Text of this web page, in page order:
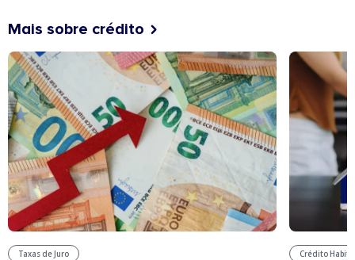
Mais sobre crédito
Taxas de Juro Crédito